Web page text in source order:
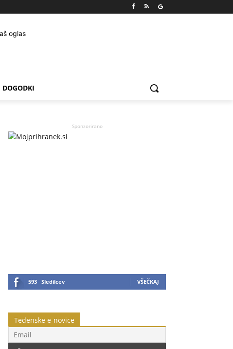
DOGODKI
Sponzorirano
593 Sledilcev VŠEČKAJ
Tedenske e-novice